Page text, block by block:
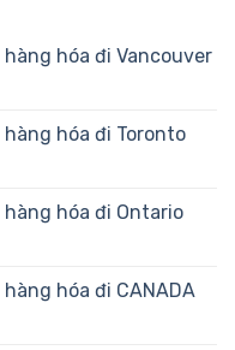
hóa đi Vancouver
hóa đi Toronto
hóa đi Ontario
hóa đi CANADA